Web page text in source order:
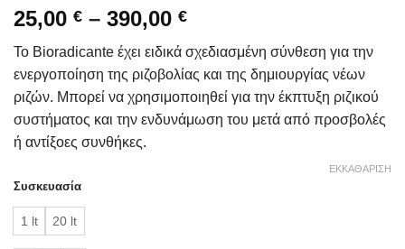
25,00 € – 390,00 €Price
range:
25,00 €
through
390,00 €
Το Bioradicante έχει ειδικά σχεδιασμένη σύνθεση για την
ενεργοποίηση της ριζοβολίας και της δημιουργίας νέων
ριζών. Μπορεί να χρησιμοποιηθεί για την έκπτυξη ριζικού
συστήματος και την ενδυνάμωση του μετά από προσβολές
ή αντίξοες συνθήκες.
Συσκευασία
1 lt 20 lt
ΕΚΚΑΘΆΡΙΣΗ